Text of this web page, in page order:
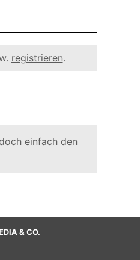
registrieren.
einfach den
& CO.